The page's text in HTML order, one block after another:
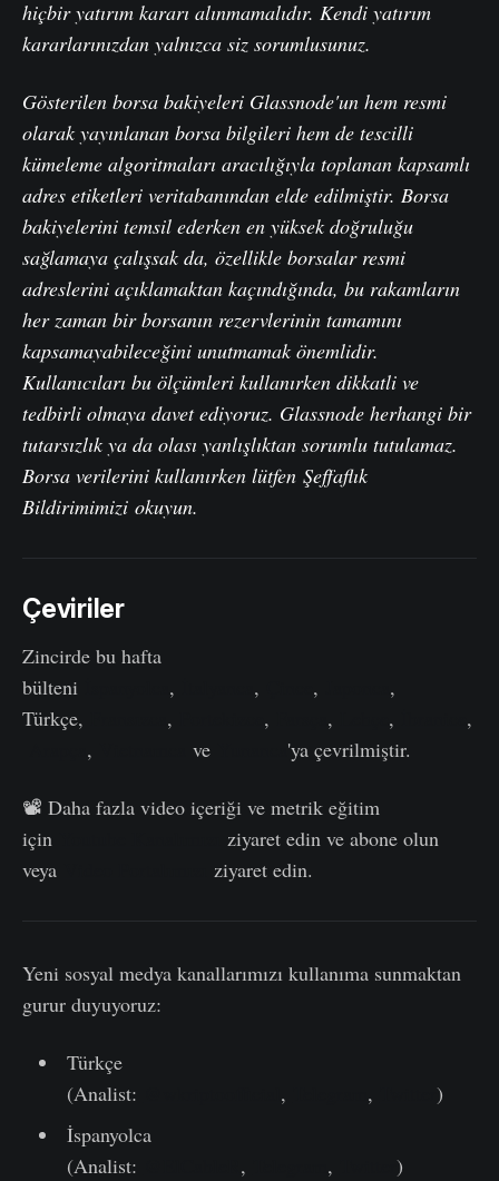
hiçbir yatırım kararı alınmamalıdır. Kendi yatırım
kararlarınızdan yalnızca siz sorumlusunuz.
Gösterilen borsa bakiyeleri Glassnode'un hem resmi
olarak yayınlanan borsa bilgileri hem de tescilli
kümeleme algoritmaları aracılığıyla toplanan kapsamlı
adres etiketleri veritabanından elde edilmiştir. Borsa
bakiyelerini temsil ederken en yüksek doğruluğu
sağlamaya çalışsak da, özellikle borsalar resmi
adreslerini açıklamaktan kaçındığında, bu rakamların
her zaman bir borsanın rezervlerinin tamamını
kapsamayabileceğini unutmamak önemlidir.
Kullanıcıları bu ölçümleri kullanırken dikkatli ve
tedbirli olmaya davet ediyoruz. Glassnode herhangi bir
tutarsızlık ya da olası yanlışlıktan sorumlu tutulamaz.
Borsa verilerini kullanırken lütfen Şeffaflık
Bildirimimizi okuyun.
Çeviriler
Zincirde bu hafta
bülteni
, , ,
,
Türkçe,
, , , ,
,
, ve 'ya çevrilmiştir.
📽️ Daha fazla video içeriği ve metrik eğitim
için
ziyaret edin ve abone olun
veya
ziyaret edin.
Yeni sosyal medya kanallarımızı kullanıma sunmaktan
gurur duyuyoruz:
Türkçe
(Analist:
, ,
)
İspanyolca
(Analist:
, ,
)